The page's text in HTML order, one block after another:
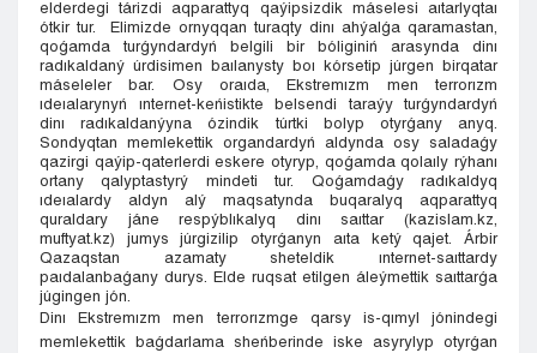
elderdegi tárizdi aqparattyq qaýipsizdik máselesi aıtarlyqtaı
ótkir tur. Elimizde ornyqqan turaqty dinı ahýalǵa qaramastan,
qoǵamda turǵyndardyń belgili bir bóliginiń arasynda dinı
radıkaldaný úrdisimen baılanysty boı kórsetip júrgen birqatar
máseleler bar. Osy oraıda, Ekstremızm men terrorızm
ıdeıalarynyń ınternet-keńistikte belsendi taraýy turǵyndardyń
dinı radıkaldanýyna ózindik túrtki bolyp otyrǵany anyq.
Sondyqtan memlekettik organdardyń aldynda osy saladaǵy
qazirgi qaýip-qaterlerdi eskere otyryp, qoǵamda qolaıly rýhanı
ortany qalyptastyrý mindeti tur. Qoǵamdaǵy radıkaldyq
ıdeıalardy aldyn alý maqsatynda buqaralyq aqparattyq
quraldary jáne respýblıkalyq dinı saıttar (kazislam.kz,
muftyat.kz) jumys júrgizilip otyrǵanyn aıta ketý qajet. Árbir
Qazaqstan azamaty sheteldik ınternet-saıttardy
paıdalanbaǵany durys. Elde ruqsat etilgen áleýmettik saıttarǵa
júgingen jón.
Dinı Ekstremızm men terrorızmge qarsy is-qımyl jónindegi
memlekettik baǵdarlama sheńberinde iske asyrylyp otyrǵan